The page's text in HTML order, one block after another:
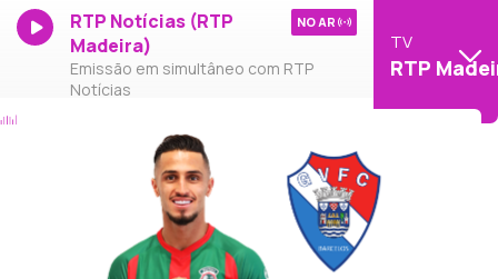
RTP Notícias (RTP
Madeira)
Emissão em simultâneo com RTP
Notícias
NO AR
TV
RTP